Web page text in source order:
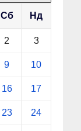
Сб Нд
2 3
9 10
16 17
23 24